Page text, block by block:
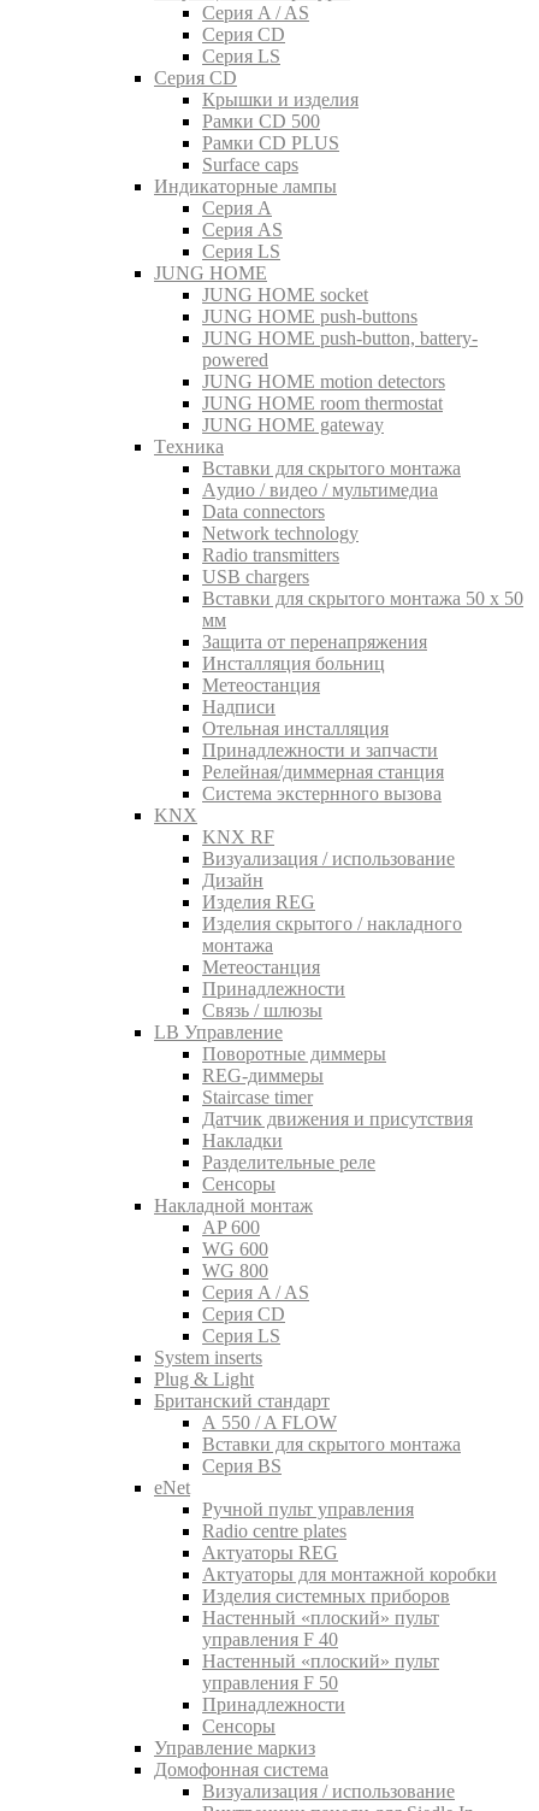
Серия A / AS
Серия CD
Серия LS
Серия CD
Крышки и изделия
Рамки CD 500
Рамки CD PLUS
Surface caps
Индикаторные лампы
Серия A
Серия AS
Серия LS
JUNG HOME
JUNG HOME socket
JUNG HOME push-buttons
JUNG HOME push-button, battery-
powered
JUNG HOME motion detectors
JUNG HOME room thermostat
JUNG HOME gateway
Tехника
Вставки для скрытого монтажа
Aудио / видео / мультимедиа
Data connectors
Network technology
Radio transmitters
USB chargers
Вставки для скрытого монтажа 50 x 50
мм
Защита от перенапряжения
Инсталляция больниц
Метеостанция
Надписи
Отельная инсталляция
Принадлежности и запчасти
Релейная/диммерная станция
Система экстернного вызова
KNX
KNX RF
Визуализация / использование
Дизайн
Изделия REG
Изделия скрытого / накладного
монтажа
Метеостанция
Принадлежности
Связь / шлюзы
LB Управление
Поворотные диммеры
REG-диммеры
Staircase timer
Датчик движения и присутствия
Накладки
Разделительные реле
Сенсоры
Накладной монтаж
AP 600
WG 600
WG 800
Серия A / AS
Серия CD
Серия LS
System inserts
Plug & Light
Британский стандарт
A 550 / A FLOW
Вставки для скрытого монтажа
Серия BS
eNet
Pучной пульт управления
Radio centre plates
Актуаторы REG
Актуаторы для монтажной коробки
Изделия системных приборов
Настенный «плоский» пульт
управления F 40
Настенный «плоский» пульт
управления F 50
Принадлежности
Сенсоры
Управление маркиз
Домофонная система
Визуализация / использование